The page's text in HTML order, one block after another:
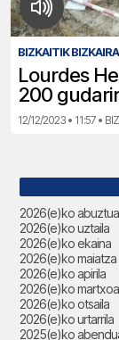
BIZKAITIK BIZKAIRA
Lourdes
200
12/12/2023 • 11:57 •
2026(e)ko abuztua
2026(e)ko uztaila
2026(e)ko ekaina
2026(e)ko maiatza
2026(e)ko apirila
2026(e)ko martxoa
2026(e)ko otsaila
2026(e)ko urtarrila
2025(e)ko